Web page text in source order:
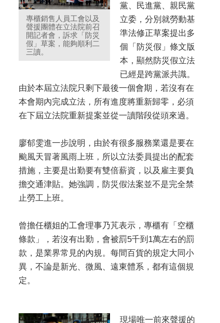
專櫃銷售人員工會以及
聲援團體在立法院前召
開記者會，訴求「防災
假」草案，能夠順利二
三讀。
黨、民進黨、親民黨
立委，分別就勞動基
準法修正草案提出多
個「防災假」條文版
本，顯然防災假立法
已經是跨黨派共識。
由於本屆立法院只剩下最後一個會期，若沒有在
本會期內完成立法，所有進度將重新歸零，必須
在下屆立法院重新提案並從一讀階段從頭來過。
廖郁雯進一步說明，由於有很多服務業還是要在
颱風天冒著風雨上班，所以立法委員提出的配套
措施，主要是出勤要有雙倍薪資，以及雇主要負
擔交通津貼。她強調，防災假法案並不是完全禁
止勞工上班。
曾擔任櫃姐的工會理事乃芃表示，專櫃有「空櫃
條款」，若沒有出勤，會被罰5千到1萬左右的罰
款，是業界常見的內規。每間百貨的規定大同小
異，不論是新光、微風、遠東體系，都有這個規
定。
現場唯一前來聲援的